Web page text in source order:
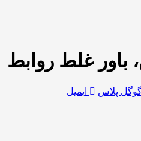
باور غلط روابط
پلاس
ایمیل